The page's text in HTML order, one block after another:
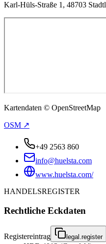
Karl-Hüls-Straße 1, 48703
Kartendaten © OpenStreetMap
OSM ↗
+49 2563 860
info@huelsta.com
www.huelsta.com/
HANDELSREGISTER
Rechtliche Eckdaten
Registereintrag legal.register